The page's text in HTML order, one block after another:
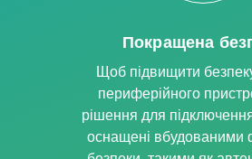
Покращена
Щоб підвищити
периферійного
рішення для
оснащені вбудованими